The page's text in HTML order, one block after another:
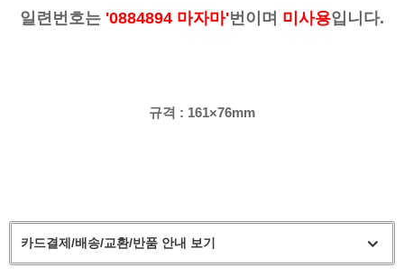
일련번호는 '0884894 마자마'번이며 미사용입니다.
규격 : 161×76mm
카드결제/배송/교환/반품 안내 보기